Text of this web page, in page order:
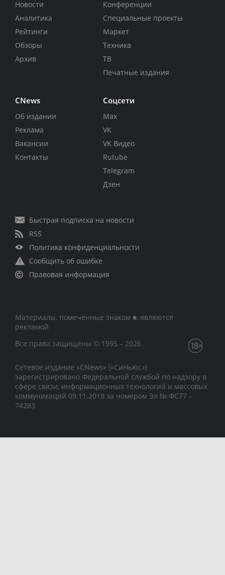
Новости
Аналитика
Рейтинги
Обзоры
Архив
Конференции
Специальные проекты
Маркет
Техника
ТВ
Печатные издания
CNews
Об издании
Реклама
Вакансии
Контакты
Соцсети
Max
VK
VK Видео
Rutube
Telegram
Дзен
Быстрая подписка на новости
RSS
Политика конфиденциальности
Сообщить об ошибке
Правовая информация
Материалы, помеченные знаком ■, являются
рекламой
Все права защищены © 1995 – 2026
Сетевое издание «CNews» («СиНьюс»)
зарегистрировано Федеральной службой по надзору в
сфере связи, информационных технологий и массовых
коммуникаций 09.11.2018 за номером Эл № ФС77 –
74283